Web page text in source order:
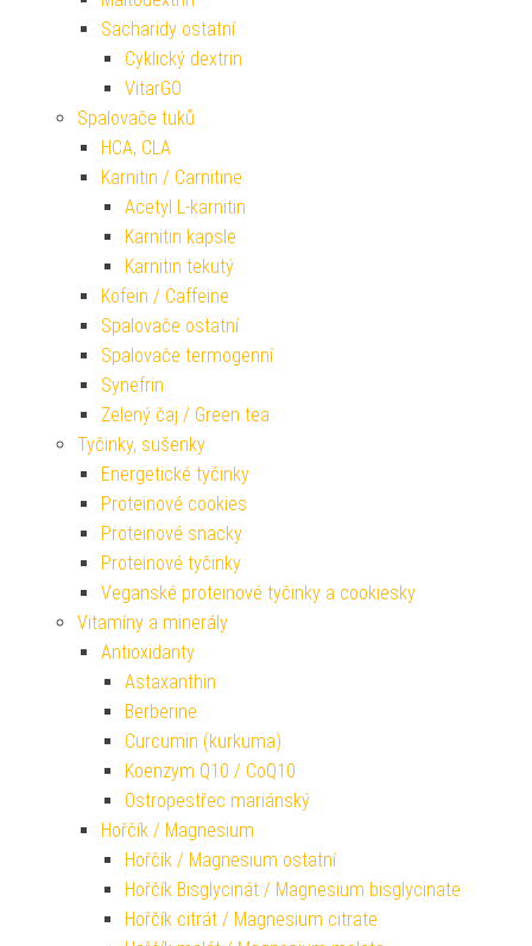
Sacharidy ostatní
Cyklický dextrin
VitarGO
Spalovače tuků
HCA, CLA
Karnitin / Carnitine
Acetyl L-karnitin
Karnitin kapsle
Karnitin tekutý
Kofein / Caffeine
Spalovače ostatní
Spalovače termogenní
Synefrin
Zelený čaj / Green tea
Tyčinky, sušenky
Energetické tyčinky
Proteinové cookies
Proteinové snacky
Proteinové tyčinky
Veganské proteinové tyčinky a cookiesky
Vitamíny a minerály
Antioxidanty
Astaxanthin
Berberine
Curcumin (kurkuma)
Koenzym Q10 / CoQ10
Ostropestřec mariánský
Hořčík / Magnesium
Hořčík / Magnesium ostatní
Hořčík Bisglycinát / Magnesium bisglycinate
Hořčík citrát / Magnesium citrate